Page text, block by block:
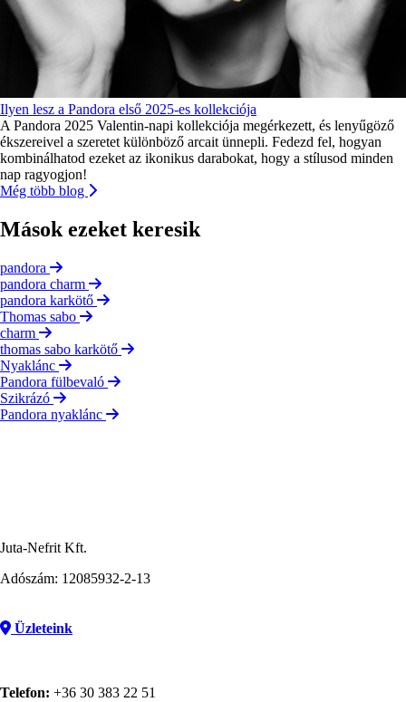
Ilyen lesz a Pandora első 2025-es kollekciója
A Pandora 2025 Valentin-napi kollekciója megérkezett, és lenyűgöző
ékszereivel a szeretet különböző arcait ünnepli. Fedezd fel, hogyan
kombinálhatod ezeket az ikonikus darabokat, hogy a stílusod minden
nap ragyogjon!
Még több blog
Mások ezeket keresik
pandora
pandora charm
pandora karkötő
Thomas sabo
charm
thomas sabo karkötő
Nyaklánc
Pandora fülbevaló
Szikrázó
Pandora nyaklánc
Juta-Nefrit Kft.
Adószám: 12085932-2-13
Üzleteink
Telefon: +36 30 383 22 51